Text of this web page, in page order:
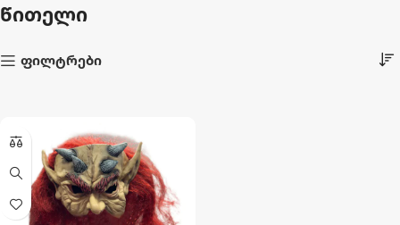
44 პროდუქტი
წითელი
ფილტრები